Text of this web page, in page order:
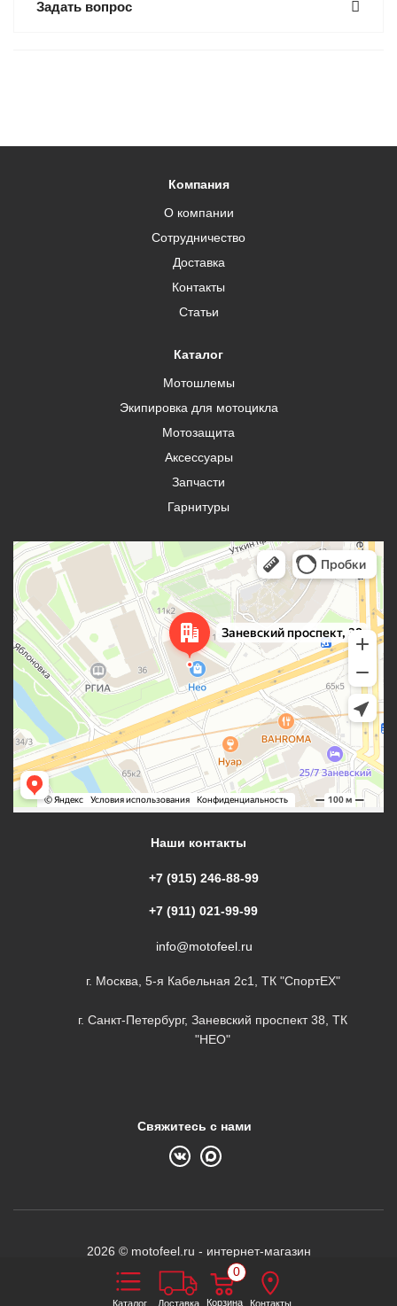
Каталог Доставка
0
Корзина Контакты
Задать вопрос
Компания
О компании
Сотрудничество
Доставка
Контакты
Статьи
Каталог
Мотошлемы
Экипировка для мотоцикла
Мотозащита
Аксессуары
Запчасти
Гарнитуры
Наши контакты
+7 (915) 246-88-99
+7 (911) 021-99-99
info@motofeel.ru
г. Москва, 5-я Кабельная 2с1, ТК "СпортЕХ"
г. Санкт-Петербург, Заневский проспект 38, ТК
"НЕО"
Свяжитесь с нами
2026 © motofeel.ru - интернет-магазин